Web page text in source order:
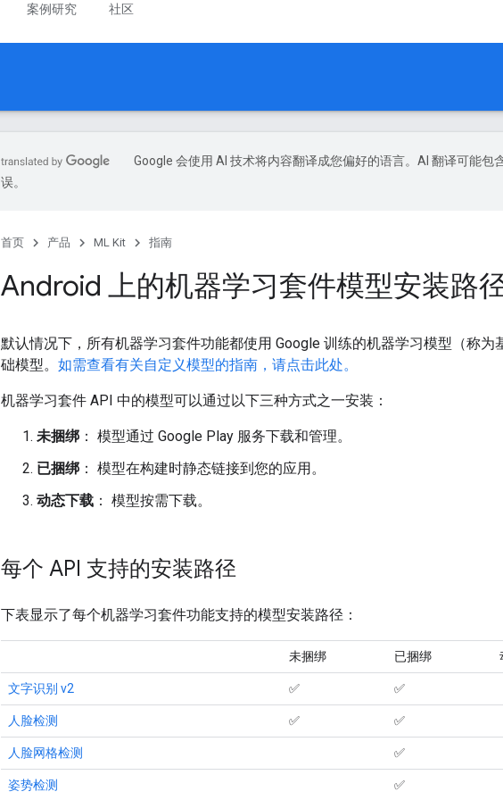
案例研究 社区
Google 会使用 AI 技术将内容翻译成您偏好的语言。AI 翻译可能包
误。
首页 产品 ML Kit 指南
Android 上的机器学习套件模型安装路
默认情况下，所有机器学习套件功能都使用 Google 训练的机器学习模型（称
础模型。 如需查看有关自定义模型的指南，请点击此处。
机器学习套件 API 中的模型可以通过以下三种方式之一安装：
未捆绑 ： 模型通过 Google Play 服务下载和管理。
已捆绑 ： 模型在构建时静态链接到您的应用。
动态下载 ： 模型按需下载。
每个 API 支持的安装路径
下表显示了每个机器学习套件功能支持的模型安装路径：
未捆绑 已捆绑
文字识别 v2 ✅ ✅
人脸检测 ✅ ✅
人脸网格检测 ✅
姿势检测 ✅